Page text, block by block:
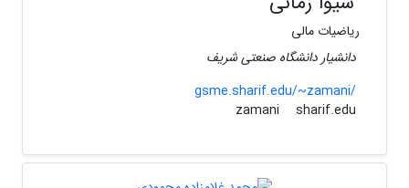
ریاضیات مالی
دانشیار دانشگاه صنعتی شریف
gsme.sharif.edu/~zamani/
sharif.edu